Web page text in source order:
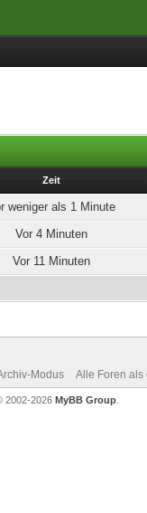
Zeit
weniger als 1 Minute
Vor 4 Minuten
Vor 11 Minuten
Modus Alle Foren als
2002-2026 MyBB Group